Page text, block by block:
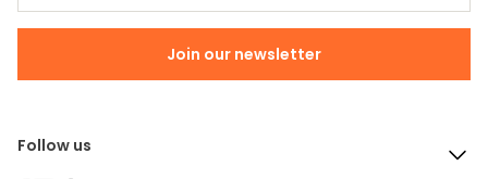
Join our newsletter
Follow us